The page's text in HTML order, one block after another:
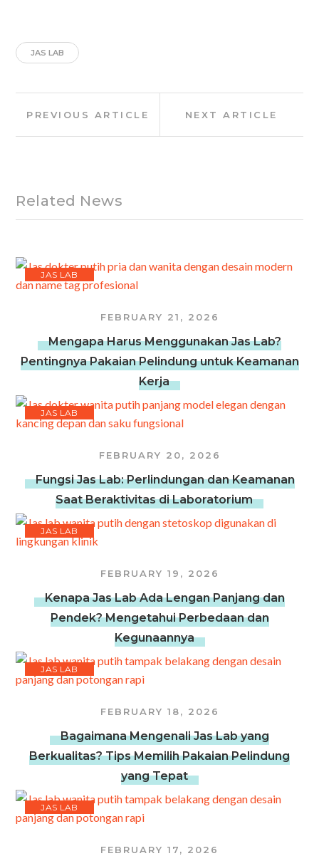
JAS LAB
navigation
PREVIOUS ARTICLE NEXT ARTICLE
Related News
JAS LAB
FEBRUARY 21, 2026
Mengapa Harus Menggunakan Jas Lab?
Pentingnya Pakaian Pelindung untuk Keamanan
Kerja
JAS LAB
FEBRUARY 20, 2026
Fungsi Jas Lab: Perlindungan dan Keamanan
Saat Beraktivitas di Laboratorium
JAS LAB
FEBRUARY 19, 2026
Kenapa Jas Lab Ada Lengan Panjang dan
Pendek? Mengetahui Perbedaan dan
Kegunaannya
JAS LAB
FEBRUARY 18, 2026
Bagaimana Mengenali Jas Lab yang
Berkualitas? Tips Memilih Pakaian Pelindung
yang Tepat
JAS LAB
FEBRUARY 17, 2026